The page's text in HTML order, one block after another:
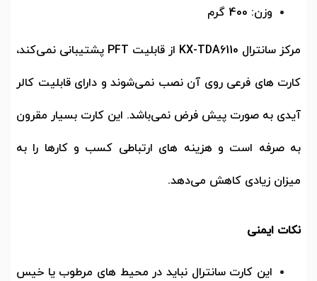
وزن: 400 گرم
مرکز سانترال KX-TDA6110 از قابلیت PFT پشتیبانی نمی‌کند،
کارت های فرعی روی آن نصب نمی‌شوند و دارای قابلیت کالر
آیدی به صورت پیش فرض نمی‌باشد. این کارت بسیار مقرون
به صرفه است و هزینه های ارتباطی کسب و کارها را به
میزان زیادی کاهش می‌دهد.
نکات ایمنی
این کارت سانترال نباید در محیط های مرطوب یا خیس